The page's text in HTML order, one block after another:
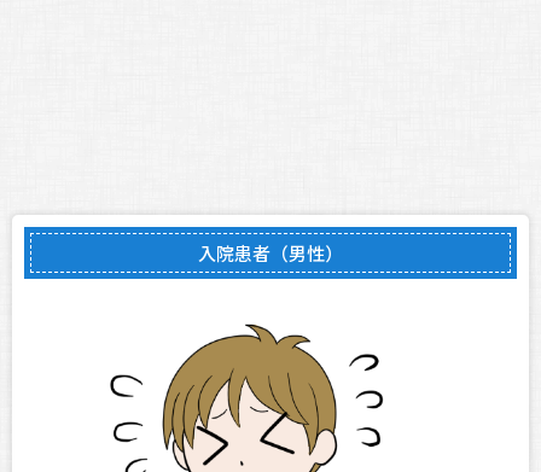
入院患者（男性）